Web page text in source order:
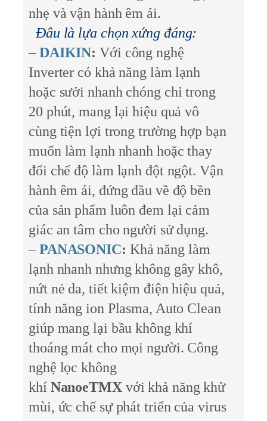
nhẹ và vận hành êm ái.
Đâu là lựa chọn xứng đáng:
–DAIKIN: Với công nghệ
Inverter có khả năng làm lạnh
hoặc sưởi nhanh chóng chỉ trong
20 phút, mang lại hiệu quả vô
cùng tiện lợi trong trường hợp bạn
muốn làm lạnh nhanh hoặc thay
đổi chế độ làm lạnh đột ngột. Vận
hành êm ái, đứng đầu về độ bền
của sản phẩm luôn đem lại cảm
giác an tâm cho người sử dụng.
–PANASONIC: Khả năng làm
lạnh nhanh nhưng không gây khô,
nứt nẻ da, tiết kiệm điện hiệu quả,
tính năng ion Plasma, Auto Clean
giúp mang lại bầu không khí
thoáng mát cho mọi người. Công
nghệ lọc không
khí NanoeTMX với khả năng khử
mùi, ức chế sự phát triển của virus